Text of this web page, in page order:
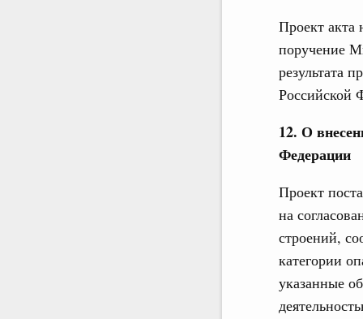
Проект акта
поручение
результата
Российской
12. О
Федерации
Проект
на
строений,
категории
указанные